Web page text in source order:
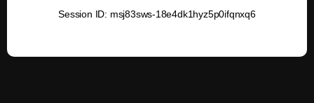
Session ID: msj83sws-18e4dk1hyz5p0ifqnxq6